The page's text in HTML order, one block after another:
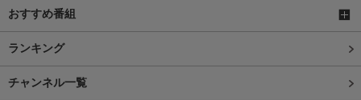
おすすめ番組
ランキング
チャンネル一覧